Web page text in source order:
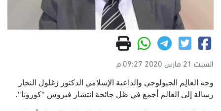
السبت 21 مارس 2020 09:27 م
وجه العالِم الجيولوجي والداعية الإسلامي الدكتور زغلول النجار
رسالة إلى العالم أجمع في ظل جائحة انتشار فيروس "كورونا".